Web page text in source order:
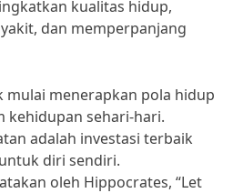
kualitas hidup,
dan memperpanjang
mulai menerapkan pola hidup
kehidupan sehari-hari.
adalah investasi terbaik
diri sendiri.
oleh Hippocrates, “Let